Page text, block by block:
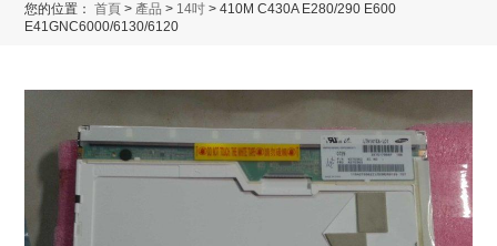
您的位置：首頁 > 產品 > 14吋 > 410M C430A E280/290 E600
E41GNC6000/6130/6120